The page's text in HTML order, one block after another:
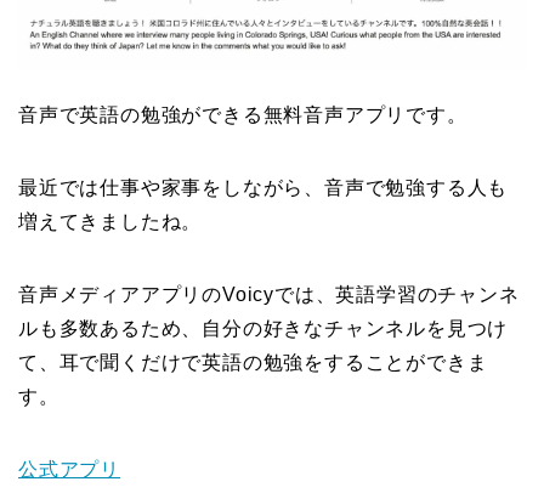
音声で英語の勉強ができる無料音声アプリです。
最近では仕事や家事をしながら、音声で勉強する人も
増えてきましたね。
音声メディアアプリのVoicyでは、英語学習のチャンネ
ルも多数あるため、自分の好きなチャンネルを見つけ
て、耳で聞くだけで英語の勉強をすることができま
す。
公式アプリ